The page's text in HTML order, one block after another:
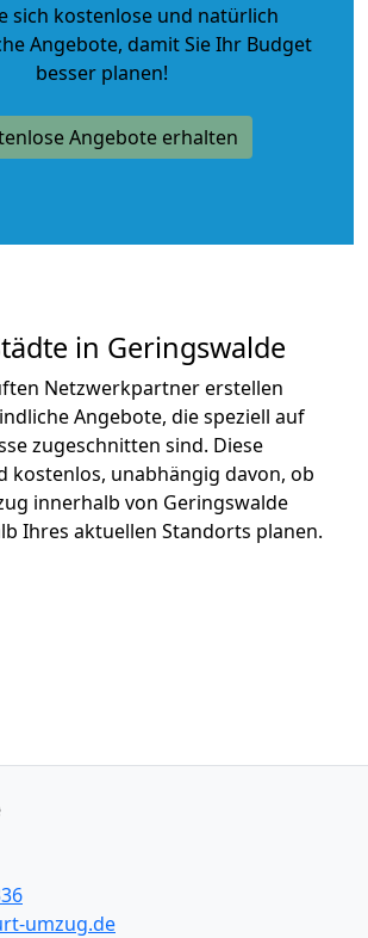
sich kostenlose und natürlich
Angebote, damit Sie Ihr Budget
besser planen!
Angebote erhalten
in Geringswalde
Netzwerkpartner erstellen
Angebote, die speziell auf
zugeschnitten sind. Diese
kostenlos, unabhängig davon, ob
innerhalb von Geringswalde
Ihres aktuellen Standorts planen.
umzug.de